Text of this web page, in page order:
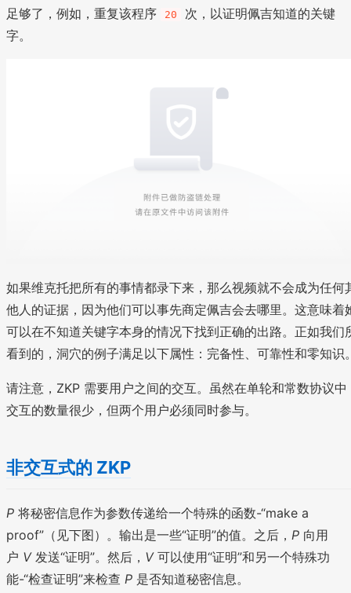
足够了，例如，重复该程序
20
次，以证明佩吉知道的关键
字。
如果维克托把所有的事情都录下来，那么视频就不会成为任何
他人的证据，因为他们可以事先商定佩吉会去哪里。这意味着
可以在不知道关键字本身的情况下找到正确的出路。正如我们
看到的，洞穴的例子满足以下属性：完备性、可靠性和零知识
请注意，ZKP 需要用户之间的交互。虽然在单轮和常数协议中
交互的数量很少，但两个用户必须同时参与。
非交互式的 ZKP
P 将秘密信息作为参数传递给一个特殊的函数-“make a
proof”（见下图）。输出是一些“证明”的值。之后， P 向用
户 V发送“证明”。然后， V可以使用“证明”和另一个特殊功
能-“检查证明”来检查 P 是否知道秘密信息。